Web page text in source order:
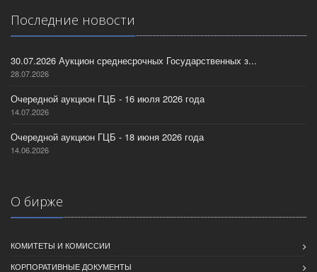
Последние новости
30.07.2026 Аукцион среднесрочных Государственных з...
28.07.2026
Очередной аукцион ГЦБ - 16 июля 2026 года
14.07.2026
Очередной аукцион ГЦБ - 18 июня 2026 года
14.06.2026
О бирже
КОМИТЕТЫ И КОМИССИИ
КОРПОРАТИВНЫЕ ДОКУМЕНТЫ